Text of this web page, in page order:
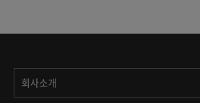
회사소개